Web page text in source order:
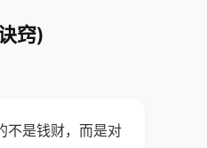
窍)
不是钱财，而是对